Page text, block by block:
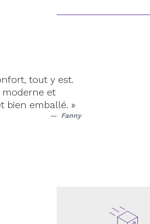
s’intègre
l’équipe tapis
Laura F.